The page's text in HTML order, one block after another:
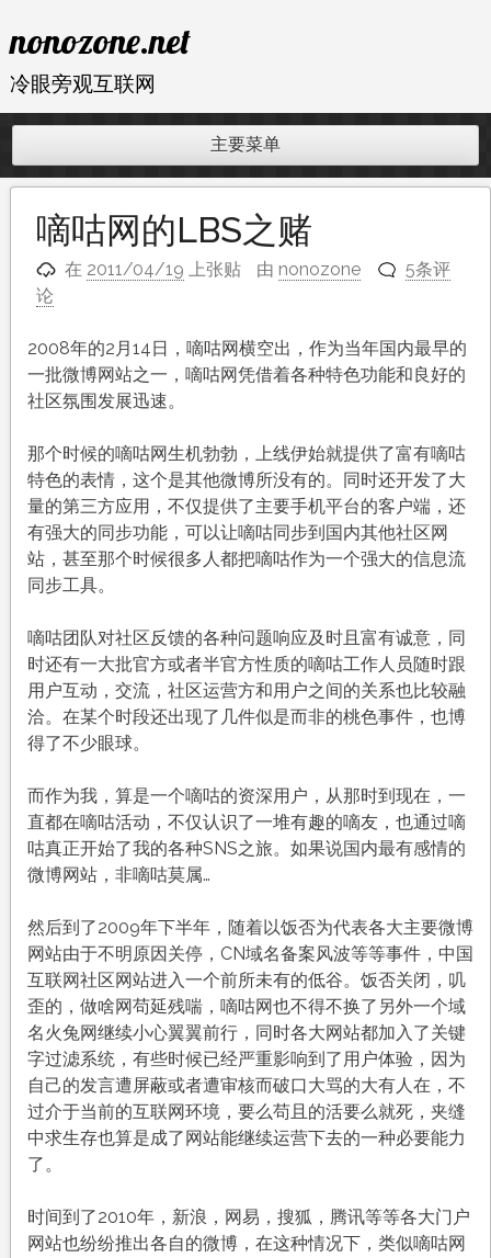
至
内
nonozone.net
冷眼旁观互联网
主要菜单
嘀咕网的LBS之赌
在 2011/04/19 上张贴 由 nonozone
5条评
论
2008年的2月14日，嘀咕网横空出，作为当年国内最早的
一批微博网站之一，嘀咕网凭借着各种特色功能和良好的
社区氛围发展迅速。
那个时候的嘀咕网生机勃勃，上线伊始就提供了富有嘀咕
特色的表情，这个是其他微博所没有的。同时还开发了大
量的第三方应用，不仅提供了主要手机平台的客户端，还
有强大的同步功能，可以让嘀咕同步到国内其他社区网
站，甚至那个时候很多人都把嘀咕作为一个强大的信息流
同步工具。
嘀咕团队对社区反馈的各种问题响应及时且富有诚意，同
时还有一大批官方或者半官方性质的嘀咕工作人员随时跟
用户互动，交流，社区运营方和用户之间的关系也比较融
洽。在某个时段还出现了几件似是而非的桃色事件，也博
得了不少眼球。
而作为我，算是一个嘀咕的资深用户，从那时到现在，一
直都在嘀咕活动，不仅认识了一堆有趣的嘀友，也通过嘀
咕真正开始了我的各种SNS之旅。如果说国内最有感情的
微博网站，非嘀咕莫属…
然后到了2009年下半年，随着以饭否为代表各大主要微博
网站由于不明原因关停，CN域名备案风波等等事件，中国
互联网社区网站进入一个前所未有的低谷。饭否关闭，叽
歪的，做啥网苟延残喘，嘀咕网也不得不换了另外一个域
名火兔网继续小心翼翼前行，同时各大网站都加入了关键
字过滤系统，有些时候已经严重影响到了用户体验，因为
自己的发言遭屏蔽或者遭审核而破口大骂的大有人在，不
过介于当前的互联网环境，要么苟且的活要么就死，夹缝
中求生存也算是成了网站能继续运营下去的一种必要能力
了。
时间到了2010年，新浪，网易，搜狐，腾讯等等各大门户
网站也纷纷推出各自的微博，在这种情况下，类似嘀咕网